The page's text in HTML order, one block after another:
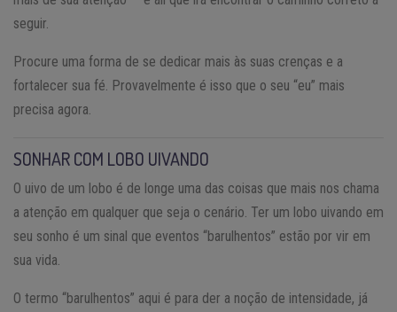
seguir.
Procure uma forma de se dedicar mais às suas crenças e a
fortalecer sua fé. Provavelmente é isso que o seu “eu” mais
precisa agora.
SONHAR COM LOBO UIVANDO
O uivo de um lobo é de longe uma das coisas que mais nos chama
a atenção em qualquer que seja o cenário. Ter um lobo uivando em
seu sonho é um sinal que eventos “barulhentos” estão por vir em
sua vida.
O termo “barulhentos” aqui é para der a noção de intensidade, já